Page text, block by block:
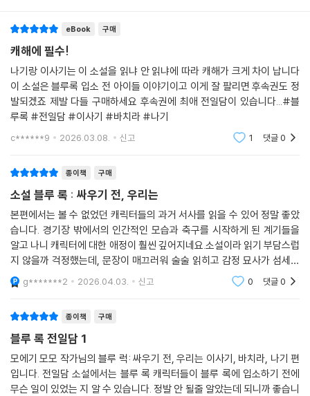
eBook 구매
캐해에 필수!
나기랑 이사기는 이 소설을 읽냐 안 읽냐에 따라 캐해가 크게 차이 납니다
이 소설은 블루록 입소 전 아이들 이야기이고 이게 잘 팔리면 후속권도 정
발되겠죠 제발 다들 구매하세요 후속권에 최애 전일담이 있습니다...#블
루록 #전일담 #이사기 #바치라 #나기
c******9 2026.03.08. 신고 1 댓글0
종이책 구매
소설 블루 록 : 싸우기 전, 우리는
본편에서는 볼 수 없었던 캐릭터들의 과거 서사를 읽을 수 있어 정말 좋았
습니다. 경기장 밖에서의 인간적인 모습과 축구를 시작하게 된 계기들을
알고 나니 캐릭터에 대한 애정이 훨씬 깊어지네요.소설이라 읽기 부담스럽
지 않을까 걱정했는데, 문장이 매끄러워 술술 읽히고 감정 묘사가 섬세해
서 몰입감이 대단합니다. 블루 록 팬이라면 선수들의 '진짜 속마음'을 엿볼
수 있는 이 책을
g*******2 2026.04.03. 신고 0 댓글0
종이책 구매
블루 록 전일담 1
모에기 모모 작가님의 블루 럭: 싸우기 전, 우리는 이사기, 바치라, 나기 편
입니다. 전일담 소설에서는 블루 록 캐릭터들이 블루 록에 입소하기 전에
무슨 일이 있었는 지 알 수 있습니다. 정발 안 될줄 알았는데 되니까 좋습니